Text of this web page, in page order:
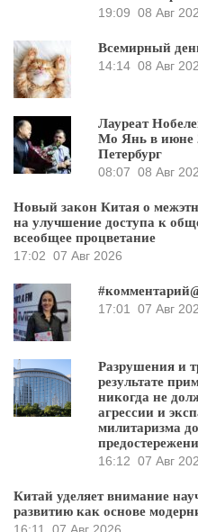
19:09 08 Авг
Всемирный
14:14 08 Авг
Лауреат
Мо Янь в июне
Петербург
08:07 08 Авг
Новый закон Китая о
на улучшение доступа к
всеобщее процветание
17:02 07 Авг 2026
17:01 07 Авг
Разрушения и
результате
никогда не
агрессии и
милитаризма
16:12 07 Авг
Китай уделяет внимание
развитию как основе